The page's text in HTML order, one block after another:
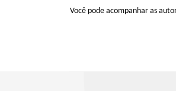
Você pode acompanhar as